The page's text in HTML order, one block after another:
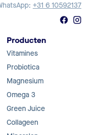
+31 6 10592137
Producten
Vitamines
Probiotica
Magnesium
Omega 3
Green Juice
Collageen